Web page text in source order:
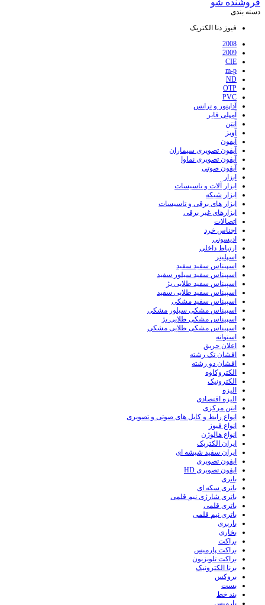
فروشنده شو
دسته بندی
فیوز دنا الکتریک
2008
2009
CIE
m-p
ND
OTP
PVC
آداپتور و ترانس
آمپلی فایر
آنتن
آویز
آیفون
آیفون تصویری سیماران
آیفون تصویری نماوا
آیفون صوتی
ابزار
ابزار آلات و تاسیسات
ابزار شبکه
ابزار های برقی و تاسیسات
ابزارهای غیر برقی
اتصالات
اجناس خرد
ادیسونی
ارتباط داخلی
اسپلیتر
اسپیناس سفید سفید
اسپیناس سفید سیلور سفید
اسپیناس سفید طلایی بژ
اسپیناس سفید طلایی سفید
اسپیناس سفید مشکی
اسپیناس مشکی سیلور مشکی
اسپیناس مشکی طلایی بژ
اسپیناس مشکی طلایی مشکی
استوانه
اعلان حریق
افشان تک رشته
افشان دو رشته
الکتروکاوه
الکترونیک
الیزه
الیزه اقتصادی
انتن مرکزی
انواع رابط و کابل های صوتی و تصویری
انواع فیوز
انواع هالوژن
ایران الکتریک
ایران سفید شیشه ای
ایفون تصویری
ایفون تصویری HD
باتری
باتری سکه ای
باتری شارژی نیم قلمی
باتری قلمی
باتری نیم قلمی
باربری
بخاری
براکت
براکت پارمیس
براکت تلویزیون
برنا الکترونیک
بروکس
بست
بند خط
پارمیس